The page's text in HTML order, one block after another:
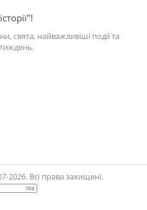
свята, найважливіші події та
2026. Всі права захищені.